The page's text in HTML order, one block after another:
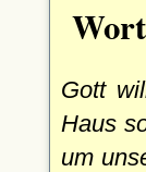
Gott
Haus
um